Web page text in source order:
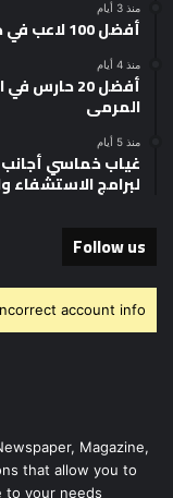
منذ 3 أيام
أفضل 100 لاعب في كأس العالم 2026
منذ 4 أيام
أفضل 20
المرمى
منذ 5 أيام
غياب خماسي أجانب
لبرامج الاستشفاء
Follow us
account info.
Magazine,
that allow you to
your needs.